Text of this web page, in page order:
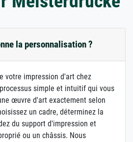
la personnalisation ?
votre impression d'art chez
simple et intuitif qui vous
œuvre d'art exactement selon
un cadre, déterminez la
du support d'impression et
ou un châssis. Nous